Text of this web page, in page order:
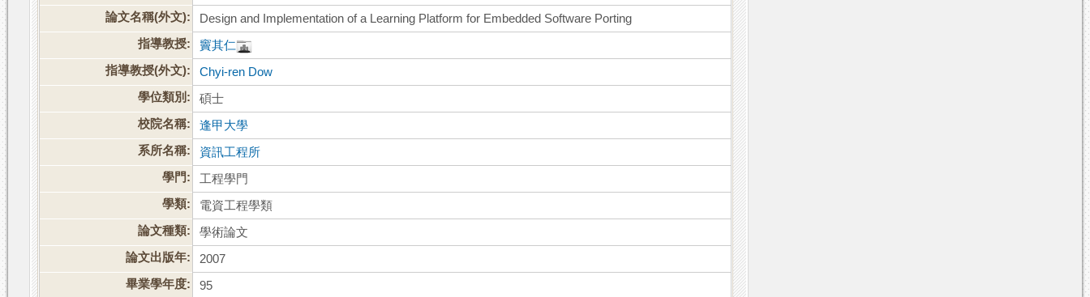
論文名稱(外文):
Design and Implementation of a Learning Platform for Embedded Software Porting
指導教授:
竇其仁
指導教授(外文):
Chyi-ren Dow
學位類別:
碩士
校院名稱:
逢甲大學
系所名稱:
資訊工程所
學門:
工程學門
學類:
電資工程學類
論文種類:
學術論文
論文出版年:
2007
畢業學年度:
95